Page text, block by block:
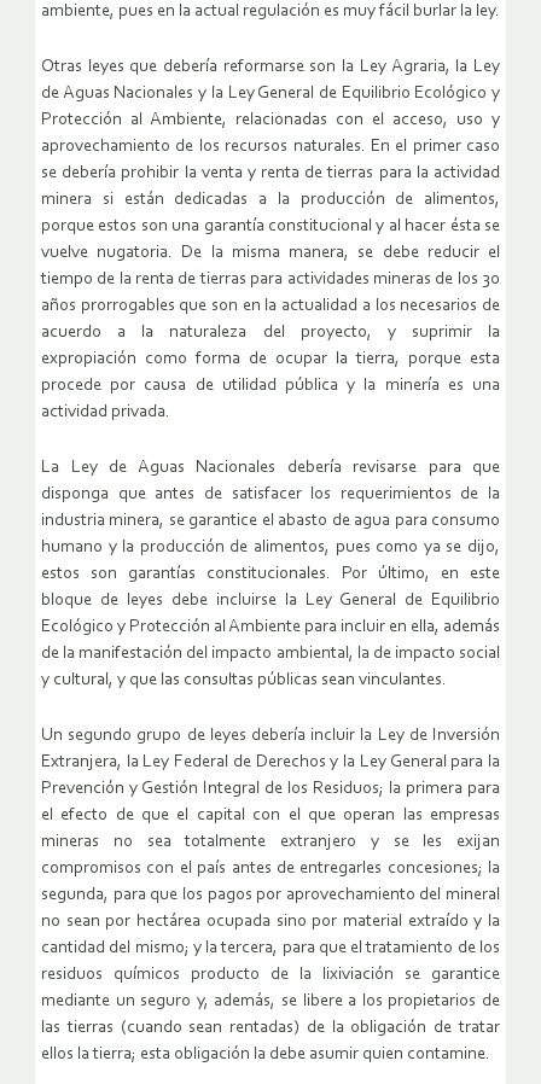
ambiente, pues en la actual regulación es muy fácil burlar la ley.
Otras leyes que debería reformarse son la Ley Agraria, la Ley
de Aguas Nacionales y la Ley General de Equilibrio Ecológico y
Protección al Ambiente, relacionadas con el acceso, uso y
aprovechamiento de los recursos naturales. En el primer caso
se debería prohibir la venta y renta de tierras para la actividad
minera si están dedicadas a la producción de alimentos,
porque estos son una garantía constitucional y al hacer ésta se
vuelve nugatoria. De la misma manera, se debe reducir el
tiempo de la renta de tierras para actividades mineras de los 30
años prorrogables que son en la actualidad a los necesarios de
acuerdo a la naturaleza del proyecto, y suprimir la
expropiación como forma de ocupar la tierra, porque esta
procede por causa de utilidad pública y la minería es una
actividad privada.
La Ley de Aguas Nacionales debería revisarse para que
disponga que antes de satisfacer los requerimientos de la
industria minera, se garantice el abasto de agua para consumo
humano y la producción de alimentos, pues como ya se dijo,
estos son garantías constitucionales. Por último, en este
bloque de leyes debe incluirse la Ley General de Equilibrio
Ecológico y Protección al Ambiente para incluir en ella, además
de la manifestación del impacto ambiental, la de impacto social
y cultural, y que las consultas públicas sean vinculantes.
Un segundo grupo de leyes debería incluir la Ley de Inversión
Extranjera, la Ley Federal de Derechos y la Ley General para la
Prevención y Gestión Integral de los Residuos; la primera para
el efecto de que el capital con el que operan las empresas
mineras no sea totalmente extranjero y se les exijan
compromisos con el país antes de entregarles concesiones; la
segunda, para que los pagos por aprovechamiento del mineral
no sean por hectárea ocupada sino por material extraído y la
cantidad del mismo; y la tercera, para que el tratamiento de los
residuos químicos producto de la lixiviación se garantice
mediante un seguro y, además, se libere a los propietarios de
las tierras (cuando sean rentadas) de la obligación de tratar
ellos la tierra; esta obligación la debe asumir quien contamine.